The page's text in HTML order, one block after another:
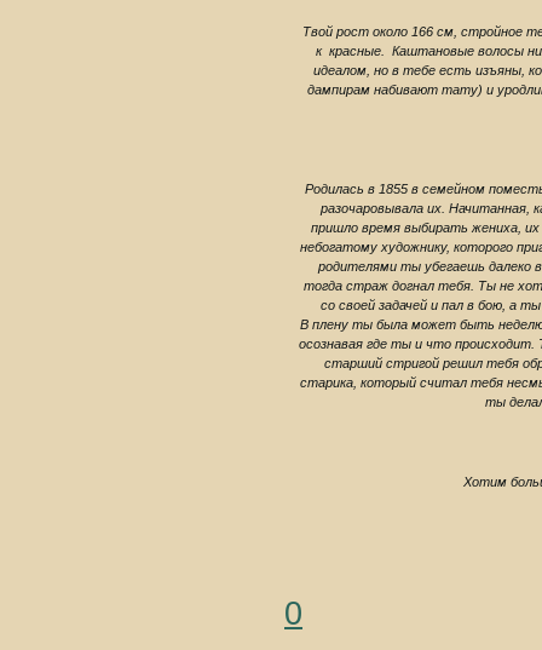
Твой рост около 166 см, стройное
к красные. Каштановые волосы
идеалом, но в тебе есть изъяны,
дампирам набивают тату) и
Родилась в 1855 в семейном
разочаровывала их.
пришло время выбирать жениха,
небогатому художнику, которого
родителями ты убегаешь далеко
тогда страж догнал тебя. Ты не
со своей задачей и пал в бою, а
В плену ты была может быть
осознавая где ты и что происходит.
старший стригой решил тебя
старика, который считал тебя
ты
Хотим
0